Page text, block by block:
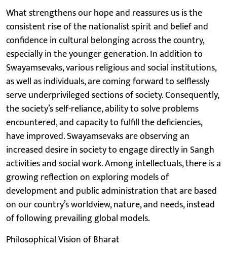
What strengthens our hope and reassures us is the
consistent rise of the nationalist spirit and belief and
confidence in cultural belonging across the country,
especially in the younger generation. In addition to
Swayamsevaks, various religious and social institutions,
as well as individuals, are coming forward to selflessly
serve underprivileged sections of society. Consequently,
the society’s self-reliance, ability to solve problems
encountered, and capacity to fulfill the deficiencies,
have improved. Swayamsevaks are observing an
increased desire in society to engage directly in Sangh
activities and social work. Among intellectuals, there is a
growing reflection on exploring models of
development and public administration that are based
on our country’s worldview, nature, and needs, instead
of following prevailing global models.
Philosophical Vision of Bharat